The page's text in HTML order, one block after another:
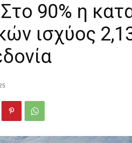
90% η
ισχύος